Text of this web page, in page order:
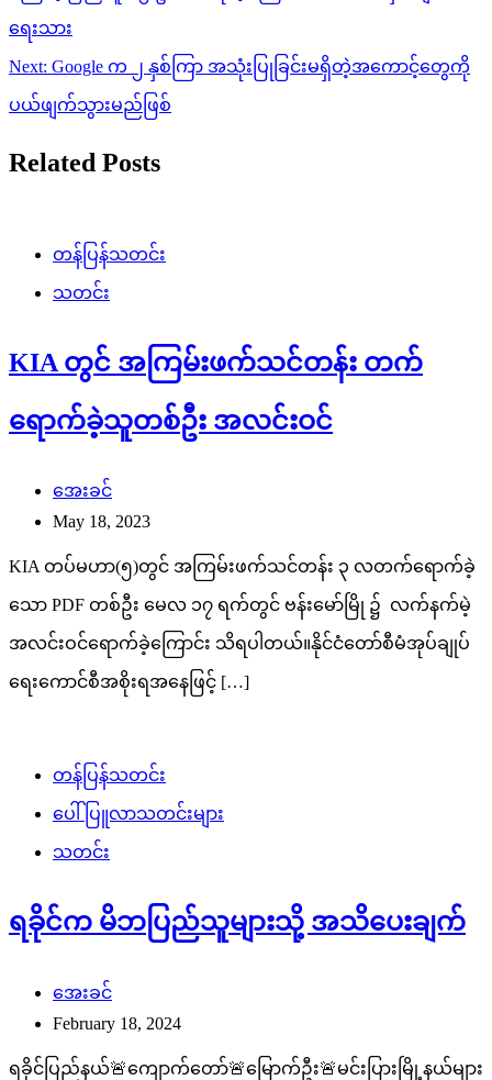
ရေးသား
Next: Google က ၂ နှစ်ကြာ အသုံးပြုခြင်းမရှိတဲ့အကောင့်တွေကို
ပယ်ဖျက်သွားမည်ဖြစ်
Related Posts
တန်ပြန်သတင်း
သတင်း
KIA တွင် အကြမ်းဖက်သင်တန်း တက်
ရောက်ခဲ့သူတစ်ဦး အလင်းဝင်
အေးခင်
May 18, 2023
KIA တပ်မဟာ(၅)တွင် အကြမ်းဖက်သင်တန်း ၃ လတက်ရောက်ခဲ့
သော PDF တစ်ဦး မေလ ၁၇ ရက်တွင် ဗန်းမော်မြို ၌ လက်နက်မဲ့
အလင်းဝင်ရောက်ခဲ့ကြောင်း သိရပါတယ်။နိုင်ငံတော်စီမံအုပ်ချုပ်
ရေးကောင်စီအစိုးရအနေဖြင့် […]
တန်ပြန်သတင်း
ပေါ်ပြူလာသတင်းများ
သတင်း
ရခိုင်က မိဘပြည်သူများသို့ အသိပေးချက်
အေးခင်
February 18, 2024
ရခိုင်ပြည်နယ်🚨ကျောက်တော်🚨မြောက်ဦး🚨မင်းပြားမြို့နယ်များ